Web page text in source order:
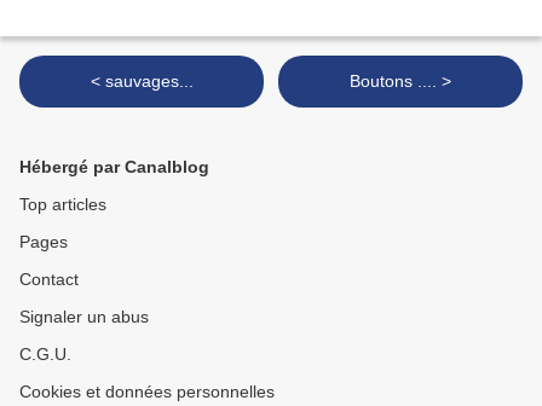
< sauvages... Boutons .... >
Hébergé par Canalblog
Top articles
Pages
Contact
Signaler un abus
C.G.U.
Cookies et données personnelles